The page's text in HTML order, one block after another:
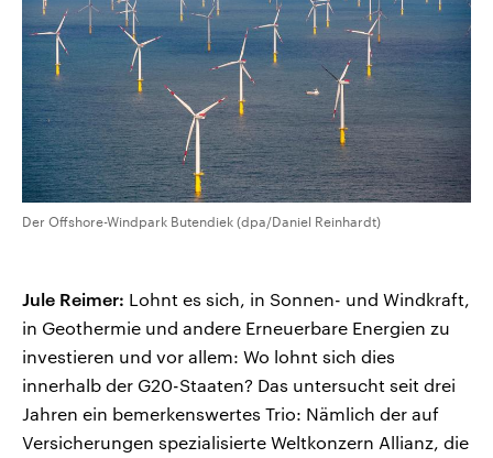
Der Offshore-Windpark Butendiek (dpa/Daniel Reinhardt)
Jule Reimer: Lohnt es sich, in Sonnen- und Windkraft,
in Geothermie und andere Erneuerbare Energien zu
investieren und vor allem: Wo lohnt sich dies
innerhalb der G20-Staaten? Das untersucht seit drei
Jahren ein bemerkenswertes Trio: Nämlich der auf
Versicherungen spezialisierte Weltkonzern Allianz, die